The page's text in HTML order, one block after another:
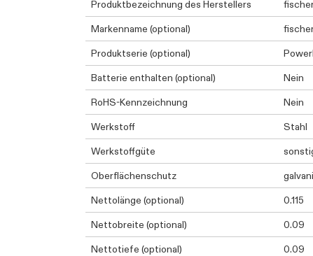
Produktbezeichnung des Herstellers
Markenname (optional)
Produktserie (optional)
Batterie enthalten (optional)
Nein
RoHS-Kennzeichnung
Nein
Werkstoff
Stahl
Werkstoffgüte
Oberflächenschutz
Nettolänge (optional)
0.115
Nettobreite (optional)
0.09
Nettotiefe (optional)
0.09